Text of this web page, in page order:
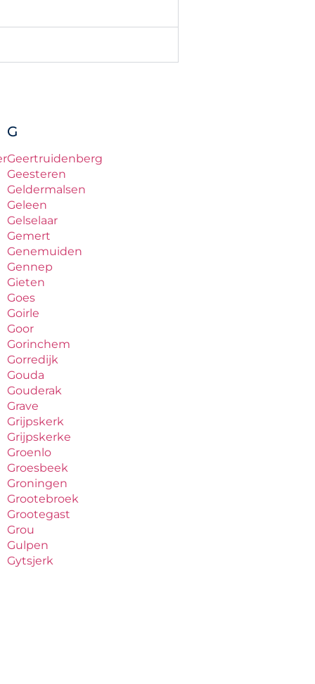
G
Geertruidenberg
Geesteren
Geldermalsen
Geleen
Gelselaar
Gemert
Genemuiden
Gennep
Gieten
Goes
Goirle
Goor
Gorinchem
Gorredijk
Gouda
Gouderak
Grave
Grijpskerk
Grijpskerke
Groenlo
Groesbeek
Groningen
Grootebroek
Grootegast
Grou
Gulpen
Gytsjerk